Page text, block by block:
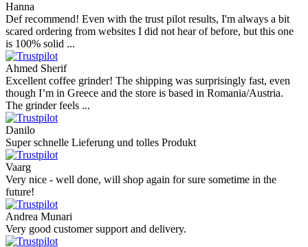
Hanna
Def recommend! Even with the trust pilot results, I'm always a bit
scared ordering from websites I did not hear of before, but this one
is 100% solid ...
Ahmed Sherif
Excellent coffee grinder! The shipping was surprisingly fast, even
though I’m in Greece and the store is based in Romania/Austria.
The grinder feels ...
Danilo
Super schnelle Lieferung und tolles Produkt
Vaarg
Very nice - well done, will shop again for sure sometime in the
future!
Andrea Munari
Very good customer support and delivery.